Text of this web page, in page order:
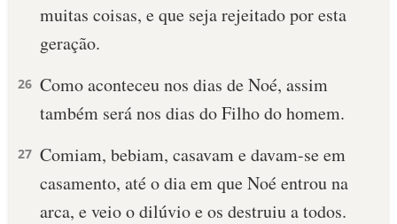
muitas coisas, e que seja rejeitado por esta
geração.
26 Como aconteceu nos dias de Noé, assim
também será nos dias do Filho do homem.
27 Comiam, bebiam, casavam e davam-se em
casamento, até o dia em que Noé entrou na
arca, e veio o dilúvio e os destruiu a todos.